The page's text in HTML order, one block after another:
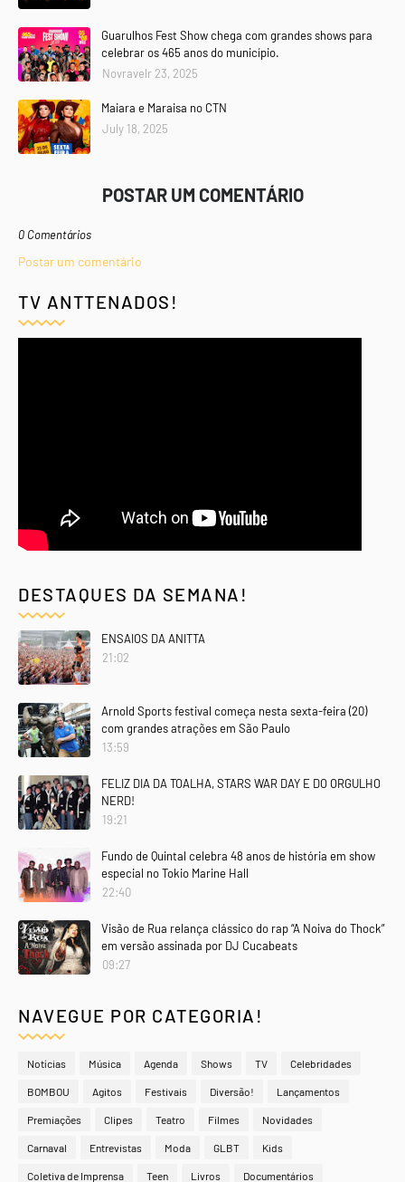
Guarulhos Fest Show chega com grandes shows para
celebrar os 465 anos do município.
Novravelr 23, 2025
Maiara e Maraisa no CTN
July 18, 2025
POSTAR UM COMENTÁRIO
0 Comentários
Postar um comentário
TV ANTTENADOS!
DESTAQUES DA SEMANA!
ENSAIOS DA ANITTA
21:02
Arnold Sports festival começa nesta sexta-feira (20)
com grandes atrações em São Paulo
13:59
FELIZ DIA DA TOALHA, STARS WAR DAY E DO ORGULHO
NERD!
19:21
Fundo de Quintal celebra 48 anos de história em show
especial no Tokio Marine Hall
22:40
Visão de Rua relança clássico do rap “A Noiva do Thock”
em versão assinada por DJ Cucabeats
09:27
NAVEGUE POR CATEGORIA!
Notícias Música Agenda Shows TV Celebridades
BOMBOU Agitos Festivais Diversão! Lançamentos
Premiações Clipes Teatro Filmes Novidades
Carnaval Entrevistas Moda GLBT Kids
Coletiva de Imprensa Teen Livros Documentários